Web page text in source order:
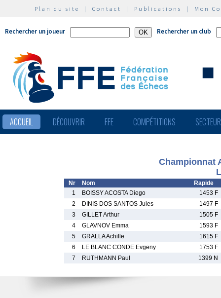
Plan du site | Contact | Publications | Mon
Rechercher un joueur Rechercher un club
ACCUEIL DÉCOUVRIR FFE COMPÉTITIONS
Championnat
Nr Nom
Rapide
1
BOISSY ACOSTA Diego
1453 F
2
DINIS DOS SANTOS Jules
1497 F
3
GILLET Arthur
1505 F
4
GLAVNOV Emma
1593 F
5
GRALLA Achille
1615 F
6
LE BLANC CONDE Evgeny
1753 F
7
RUTHMANN Paul 1399 N